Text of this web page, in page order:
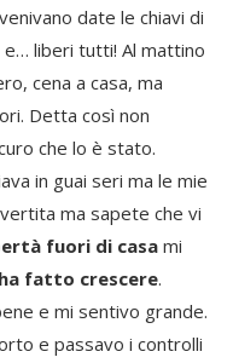
date le chiavi di
e… liberi tutti! Al mattino
cena a casa, ma
Detta così non
che lo è stato.
in guai seri ma le mie
ma sapete che vi
fuori di casa mi
fatto crescere.
e mi sentivo grande.
e passavo i controlli